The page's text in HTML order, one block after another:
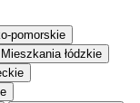
pomorskie
Mieszkania łódzkie